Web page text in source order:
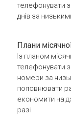
телефонувати
днів за
Плани
Із планом
телефонувати
номери за
поповнювати
економити на
разі